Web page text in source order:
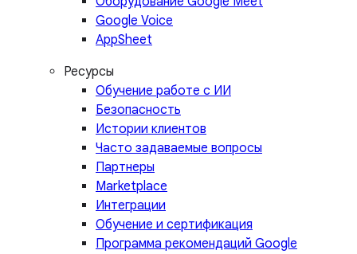
Google Voice
AppSheet
Ресурсы
Обучение работе с ИИ
Безопасность
Истории клиентов
Часто задаваемые вопросы
Партнеры
Marketplace
Интеграции
Обучение и сертификация
Программа рекомендаций Google